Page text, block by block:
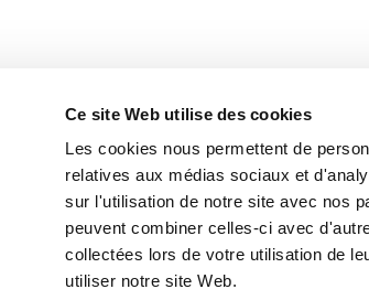
Ce site Web utilise des cookies
Les cookies nous permettent de
relatives aux médias sociaux et
sur l'utilisation de notre site avec nos
peuvent combiner celles-ci avec
collectées lors de votre utilisation de
utiliser notre site Web.